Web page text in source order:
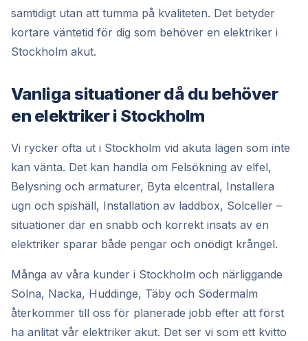
samtidigt utan att tumma på kvaliteten. Det betyder
kortare väntetid för dig som behöver en elektriker i
Stockholm akut.
Vanliga situationer då du behöver
en elektriker i Stockholm
Vi rycker ofta ut i Stockholm vid akuta lägen som inte
kan vänta. Det kan handla om Felsökning av elfel,
Belysning och armaturer, Byta elcentral, Installera
ugn och spishäll, Installation av laddbox, Solceller –
situationer där en snabb och korrekt insats av en
elektriker sparar både pengar och onödigt krångel.
Många av våra kunder i Stockholm och närliggande
Solna, Nacka, Huddinge, Täby och Södermalm
återkommer till oss för planerade jobb efter att först
ha anlitat vår elektriker akut. Det ser vi som ett kvitto